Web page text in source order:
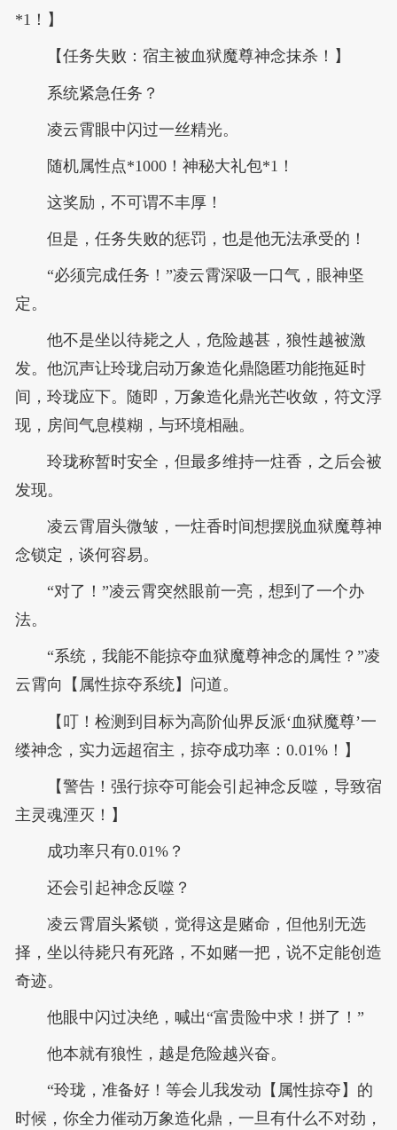
*1！】
【任务失败：宿主被血狱魔尊神念抹杀！】
系统紧急任务？
凌云霄眼中闪过一丝精光。
随机属性点*1000！神秘大礼包*1！
这奖励，不可谓不丰厚！
但是，任务失败的惩罚，也是他无法承受的！
“必须完成任务！”凌云霄深吸一口气，眼神坚
定。
他不是坐以待毙之人，危险越甚，狼性越被激
发。他沉声让玲珑启动万象造化鼎隐匿功能拖延时
间，玲珑应下。随即，万象造化鼎光芒收敛，符文浮
现，房间气息模糊，与环境相融。
玲珑称暂时安全，但最多维持一炷香，之后会被
发现。
凌云霄眉头微皱，一炷香时间想摆脱血狱魔尊神
念锁定，谈何容易。
“对了！”凌云霄突然眼前一亮，想到了一个办
法。
“系统，我能不能掠夺血狱魔尊神念的属性？”凌
云霄向【属性掠夺系统】问道。
【叮！检测到目标为高阶仙界反派‘血狱魔尊’一
缕神念，实力远超宿主，掠夺成功率：0.01%！】
【警告！强行掠夺可能会引起神念反噬，导致宿
主灵魂湮灭！】
成功率只有0.01%？
还会引起神念反噬？
凌云霄眉头紧锁，觉得这是赌命，但他别无选
择，坐以待毙只有死路，不如赌一把，说不定能创造
奇迹。
他眼中闪过决绝，喊出“富贵险中求！拼了！”
他本就有狼性，越是危险越兴奋。
“玲珑，准备好！等会儿我发动【属性掠夺】的
时候，你全力催动万象造化鼎，一旦有什么不对劲，